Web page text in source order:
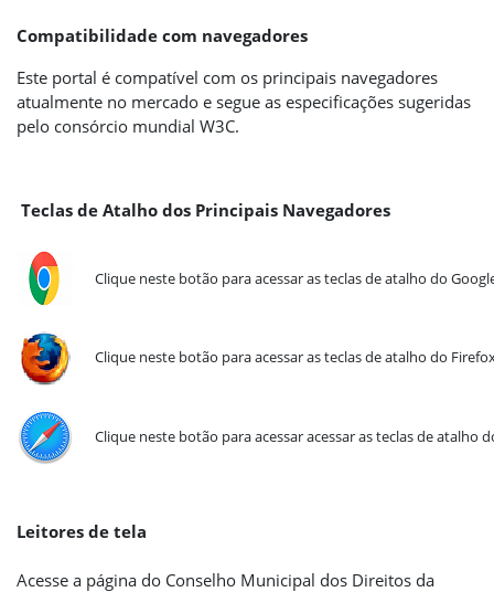
Compatibilidade com navegadores
Este portal é compatível com os principais navegadores
atualmente no mercado e segue as especificações sugeridas
pelo consórcio mundial W3C.
Teclas de Atalho dos Principais Navegadores
Clique neste botão para acessar as teclas de atalho do
Clique neste botão para acessar as teclas de atalho do
Clique neste botão para acessar acessar as teclas de atalho
Leitores de tela
Acesse a página do Conselho Municipal dos Direitos da